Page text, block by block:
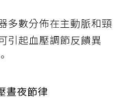
多數分佈在主動脈和頸
引起血壓調節反饋異
晝夜節律